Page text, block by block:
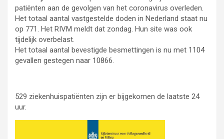
patiënten aan de gevolgen van het coronavirus overleden.
Het totaal aantal vastgestelde doden in Nederland staat nu
op 771. Het RIVM meldt dat zondag. Hun site was ook
tijdelijk overbelast.
Het totaal aantal bevestigde besmettingen is nu met 1104
gevallen gestegen naar 10866.
529 ziekenhuispatiënten zijn er bijgekomen de laatste 24
uur.